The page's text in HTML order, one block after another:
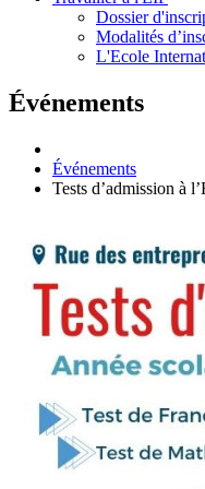
Dossier
Modalités
L'Ecole
Événements
Événements
Tests d’admission à